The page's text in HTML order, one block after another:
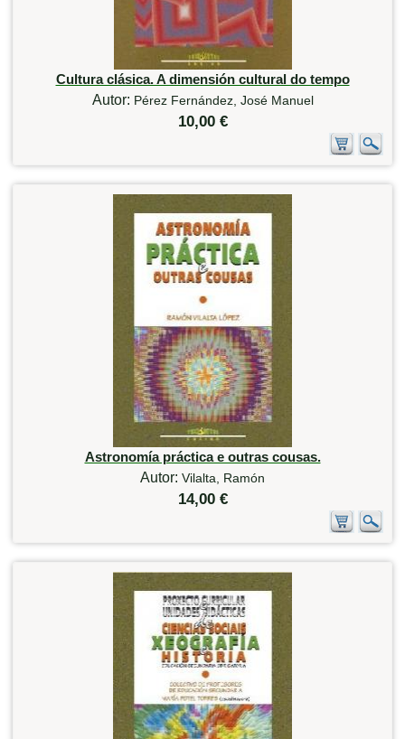
Cultura clásica. A dimensión cultural do tempo
Autor: Pérez Fernández, José Manuel
10,00 €
Astronomía práctica e outras cousas.
Autor: Vilalta, Ramón
14,00 €